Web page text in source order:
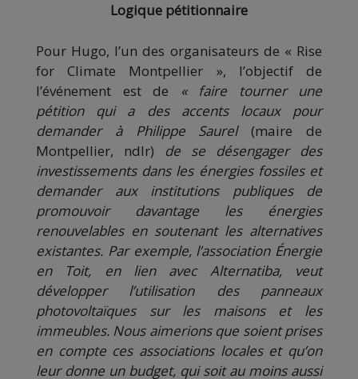
Logique pétitionnaire
Pour Hugo, l’un des organisateurs de « Rise
for Climate Montpellier », l’objectif de
l’événement est de
« faire tourner une
pétition qui a des accents locaux pour
demander à Philippe Saurel(maire de
Montpellier, ndlr) de se désengager des
investissements dans les énergies fossiles et
demander aux institutions publiques de
promouvoir davantage les énergies
renouvelables en soutenant les alternatives
existantes. Par exemple, l’association Énergie
en Toit, en lien avec Alternatiba, veut
développer l’utilisation des panneaux
photovoltaïques sur les maisons et les
immeubles. Nous aimerions que soient prises
en compte ces associations locales et qu’on
leur donne un budget, qui soit au moins aussi